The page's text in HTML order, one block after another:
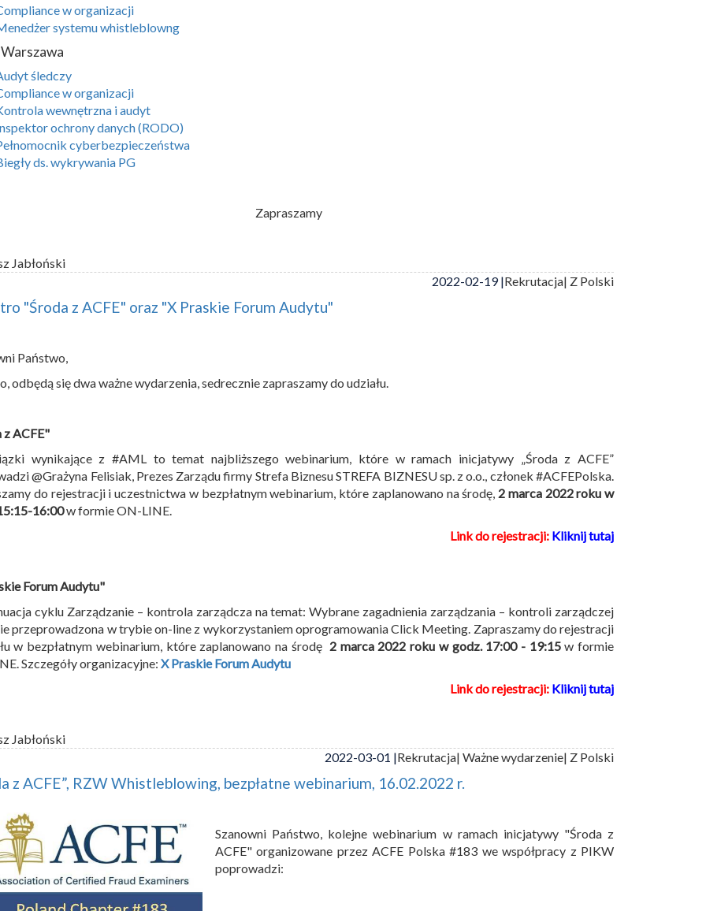
w organizacji
systemu whistleblowng
śledczy
w organizacji
wewnętrzna i audyt
ochrony danych (RODO)
cyberbezpieczeństwa
ds. wykrywania PG
Zapraszamy
Jabłoński
2022-02-19 |Rekrutacja| Z Polski
"Środa z ACFE" oraz "X Praskie Forum Audytu"
Państwo,
odbędą się dwa ważne wydarzenia, sedrecznie zapraszamy do udziału.
z ACFE"
wynikające z #AML to temat najbliższego webinarium, które w ramach inicjatywy „Środa z ACFE”
@Grażyna Felisiak, Prezes Zarządu firmy Strefa Biznesu STREFA BIZNESU sp. z o.o., członek #ACFEPolska.
do rejestracji i uczestnictwa w bezpłatnym webinarium, które zaplanowano na środę, 2 marca 2022 roku w
16:00w formie ON-LINE.
Link do rejestracji: Kliknij tutaj
Forum Audytu"
cyklu Zarządzanie – kontrola zarządcza na temat: Wybrane zagadnienia zarządzania – kontroli zarządczej
przeprowadzona w trybie on-line z wykorzystaniem oprogramowania Click Meeting. Zapraszamy do rejestracji
w bezpłatnym webinarium, które zaplanowano na środę 2 marca 2022 roku w godz. 17:00 - 19:15w formie
Szczegóły organizacyjne: X Praskie Forum Audytu
Link do rejestracji: Kliknij tutaj
Jabłoński
2022-03-01 |Rekrutacja| Ważne wydarzenie| Z Polski
z ACFE”, RZW Whistleblowing, bezpłatne webinarium, 16.02.2022 r.
Szanowni Państwo, kolejne webinarium w ramach inicjatywy "Środa z
ACFE" organizowane przez ACFE Polska #183 we współpracy z PIKW
poprowadzi: